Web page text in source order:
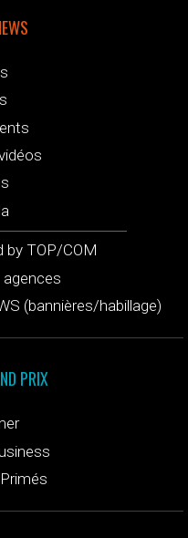
by TOP/COM
agences
(bannières/habillage)
PRIX